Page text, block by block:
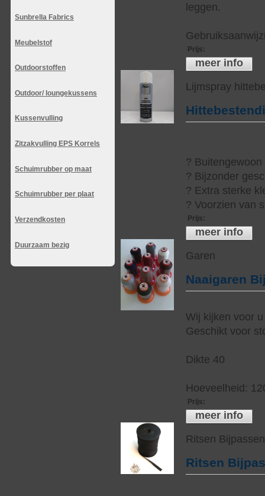
Sunbrella Fabrics
Meubelstof
Outdoorstoffen
Outdoor/ loungekussens
Kussenvulling
Zitzakvulling EPS Korrels
Schuimrubber op maat
Schuimrubber per plaat
Verzendkosten
Duurzaam bezig
leggen.
Prijs:
meer info
Lijmspray
?
? Bijzonder
? Extra sterke
? Voorzien van
Prijs:
meer info
Garen
Naaigaren
Wij kijken voor
Geschikt voor
Dikte 40
Hoeveelheid:
Prijs:
meer info
Ritsen
Ritsen